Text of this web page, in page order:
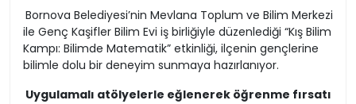
Bornova Belediyesi’nin Mevlana Toplum ve Bilim Merkezi
ile Genç Kaşifler Bilim Evi iş birliğiyle düzenlediği “Kış Bilim
Kampı: Bilimde Matematik” etkinliği, ilçenin gençlerine
bilimle dolu bir deneyim sunmaya hazırlanıyor.
Uygulamalı atölyelerle eğlenerek öğrenme fırsatı